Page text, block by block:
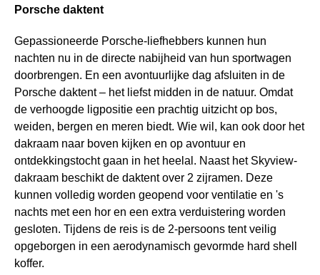
Porsche daktent
Gepassioneerde Porsche-liefhebbers kunnen hun
nachten nu in de directe nabijheid van hun sportwagen
doorbrengen. En een avontuurlijke dag afsluiten in de
Porsche daktent – het liefst midden in de natuur. Omdat
de verhoogde ligpositie een prachtig uitzicht op bos,
weiden, bergen en meren biedt. Wie wil, kan ook door het
dakraam naar boven kijken en op avontuur en
ontdekkingstocht gaan in het heelal. Naast het Skyview-
dakraam beschikt de daktent over 2 zijramen. Deze
kunnen volledig worden geopend voor ventilatie en 's
nachts met een hor en een extra verduistering worden
gesloten. Tijdens de reis is de 2-persoons tent veilig
opgeborgen in een aerodynamisch gevormde hard shell
koffer.